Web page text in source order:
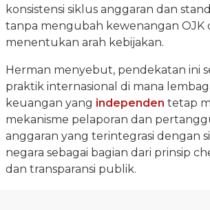
konsistensi siklus anggaran dan
tanpa mengubah kewenangan OJK
menentukan arah kebijakan.
Herman menyebut, pendekatan ini
praktik internasional di mana
keuangan yang independen tetap
mekanisme pelaporan dan
anggaran yang terintegrasi dengan
negara sebagai bagian dari prinsip
dan transparansi publik.